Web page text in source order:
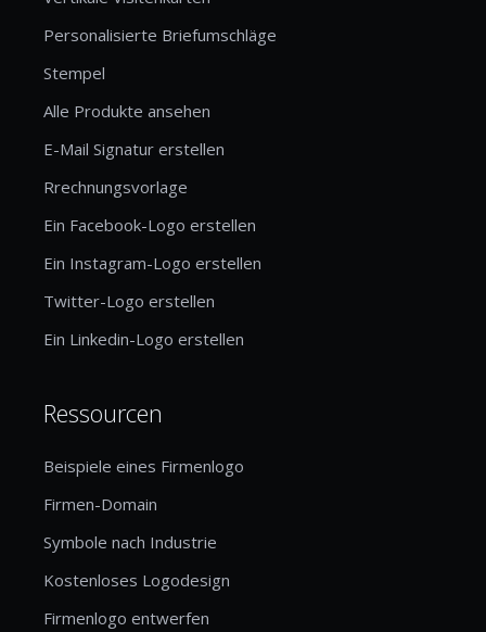
Personalisierte Briefumschläge
Stempel
Alle Produkte ansehen
E-Mail Signatur erstellen
Rrechnungsvorlage
Ein Facebook-Logo erstellen
Ein Instagram-Logo erstellen
Twitter-Logo erstellen
Ein Linkedin-Logo erstellen
Ressourcen
Beispiele eines Firmenlogo
Firmen-Domain
Symbole nach Industrie
Kostenloses Logodesign
Firmenlogo entwerfen